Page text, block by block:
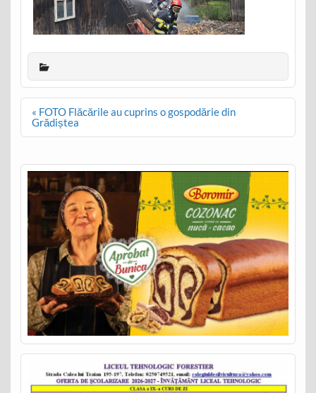
Post
navigation
« FOTO Flăcările au cuprins o gospodărie din
Grădiștea